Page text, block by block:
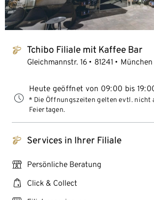
tchibo_logo Tchibo Filiale mit Kaffee Bar
Gleichmannstr. 16 81241 München
Heute geöffnet von 09:00 bis
* Die Öffnungszeiten gelten evtl. nicht
Feiertagen.
tchibo_logo Services in Ihrer Filiale
personal_services Persönliche Beratung
click_collect Click & Collect